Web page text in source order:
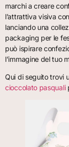
marchi a creare
l’attrattiva visiva
lanciando una
packaging per le
può ispirare
l’immagine del tuo
Qui di seguito trovi
cioccolato pasquali